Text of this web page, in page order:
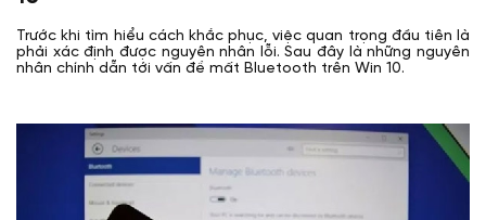
Trước khi tìm hiểu cách khắc phục, việc quan trọng đầu tiên là
phải xác định được nguyên nhân lỗi. Sau đây là những nguyên
nhân chính dẫn tới vấn đề mất Bluetooth trên Win 10.